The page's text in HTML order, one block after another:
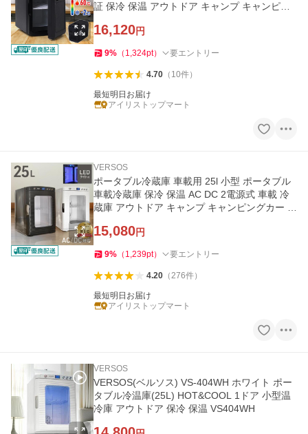
証 保冷 保温 アウトドア キャンプ キャンピン
16,120円
9% （ 1,324pt） 要エントリー
4.70（ 10件）
最短明日お届け
アイリストップマート
VERSOS
ポータブル冷蔵庫 車載用 25l 小型 ポータブル
車載冷蔵庫 保冷 保温 AC DC 2電源式 車載 冷
蔵庫 アウトドア キャンプ キャンピングカー 1
15,080円
9% （ 1,239pt） 要エントリー
4.20（276件）
最短明日お届け
アイリストップマート
VERSOS
VERSOS(ベルソス) VS-404WH ホワイト ポー
タブル冷温庫(25L) HOT&COOL 1ドア 小型温
冷庫 アウトドア 保冷 保温 VS404WH